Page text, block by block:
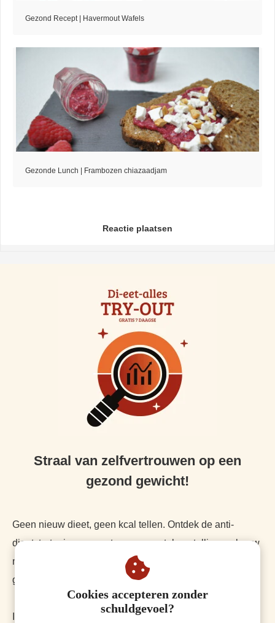
Gezond Recept | Havermout Wafels
Gezonde Lunch | Frambozen chiazaadjam
Reactie plaatsen
Straal van zelfvertrouwen op een
gezond gewicht!
Geen nieuw dieet, geen kcal tellen. Ontdek de anti-
dieetstrategie om weg te gaan van teleurstelling en bouw
naar een positief zelfbeeld, zelfvertrouwen en een
gezond gewicht
ervaar jij hoe je kunt afvallen
Cookies accepteren zonder
schuldgevoel?